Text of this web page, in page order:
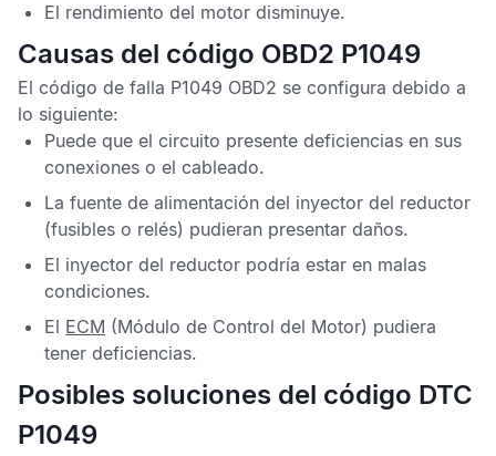
El rendimiento del motor disminuye.
Causas del código OBD2 P1049
El código de falla P1049 OBD2 se configura debido a
lo siguiente:
Puede que el circuito presente deficiencias en sus
conexiones o el cableado.
La fuente de alimentación del inyector del reductor
(fusibles o relés) pudieran presentar daños.
El inyector del reductor podría estar en malas
condiciones.
El ECM (Módulo de Control del Motor) pudiera
tener deficiencias.
Posibles soluciones del código DTC
P1049